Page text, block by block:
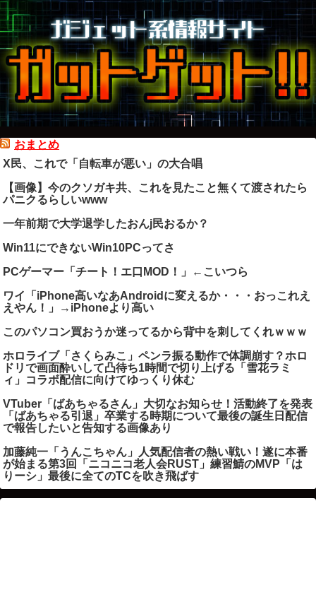
おまとめ
X民、これで「自転車が悪い」の大合唱
【画像】今のクソガキ共、これを見たこと無くて渡されたら
パニクるらしいwww
一年前期で大学退学したおんj民おるか？
Win11にできないWin10PCってさ
PCゲーマー「チート！エ口MOD！」←こいつら
ワイ「iPhone高いなあAndroidに変えるか・・・おっこれえ
えやん！」→iPhoneより高い
このパソコン買おうか迷ってるから背中を刺してくれｗｗｗ
ホロライブ「さくらみこ」ペンラ振る動作で体調崩す？ホロ
ドリで画面酔いして凸待ち1時間で切り上げる「雪花ラミ
ィ」コラボ配信に向けてゆっくり休む
VTuber「ばあちゃるさん」大切なお知らせ！活動終了を発表
「ばあちゃる引退」卒業する時期について最後の誕生日配信
で報告したいと告知する画像あり
加藤純一「うんこちゃん」人気配信者の熱い戦い！遂に本番
が始まる第3回「ニコニコ老人会RUST」練習鯖のMVP「は
りーシ」最後に全てのTCを吹き飛ばす